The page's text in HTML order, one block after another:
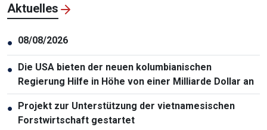
Aktuelles
● 08/08/2026
● Die USA bieten der neuen kolumbianischen
Regierung Hilfe in Höhe von einer Milliarde Dollar an
● Projekt zur Unterstützung der vietnamesischen
Forstwirtschaft gestartet